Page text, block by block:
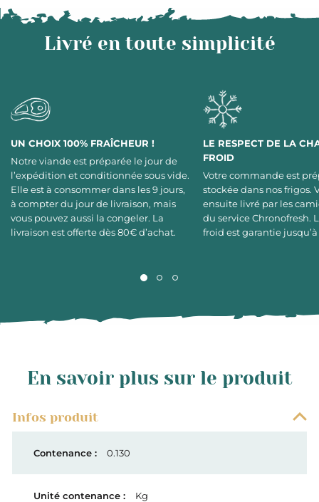
Livré en toute simplicité
UN CHOIX 100% FRAÎCHEUR !
Notre viande est préparée le jour de
l’expédition et conditionnée sous vide.
Elle est à consommer dans les 9 jours,
à compter du jour de livraison, mais
vous pouvez aussi la congeler. La
livraison est offerte dès 80€ d’achat.
LE RESPECT DE LA
FROID
Votre commande est
stockée dans nos frigos.
ensuite livré par les
du service Chronofresh.
froid est garantie
En savoir plus sur le produit
Infos produit
0.130
Kg